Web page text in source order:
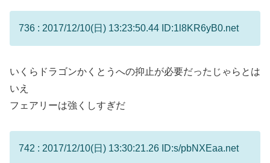
736 : 2017/12/10(日) 13:23:50.44 ID:1l8KR6yB0.net
いくらドラゴンかくとうへの抑止が必要だったじゃらとは
いえ
フェアリーは強くしすぎだ
742 : 2017/12/10(日) 13:30:21.26 ID:s/pbNXEaa.net